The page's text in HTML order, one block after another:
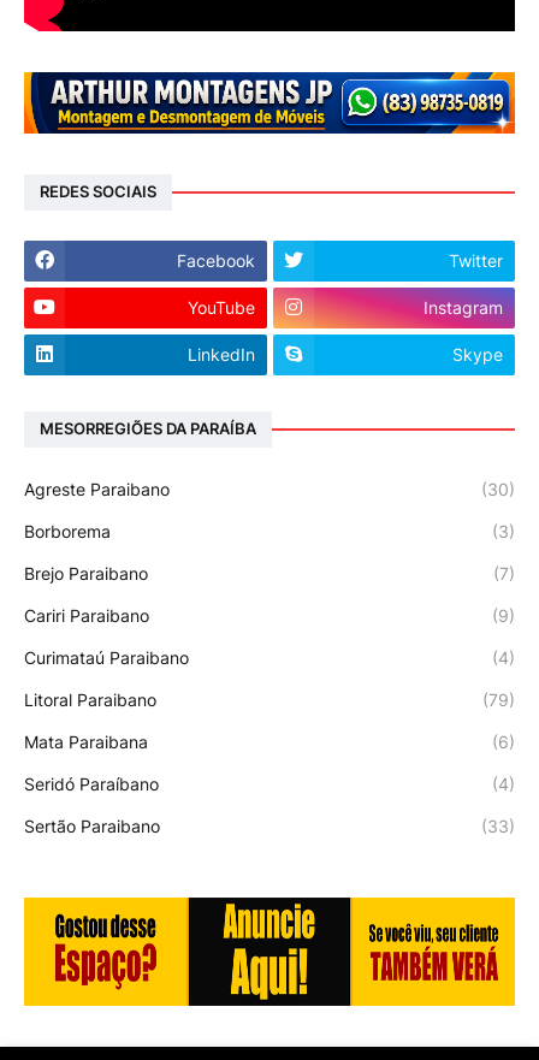
REDES SOCIAIS
Facebook Twitter
YouTube Instagram
LinkedIn Skype
MESORREGIÕES DA PARAÍBA
Agreste Paraibano (30)
Borborema (3)
Brejo Paraibano (7)
Cariri Paraibano (9)
Curimataú Paraibano (4)
Litoral Paraibano (79)
Mata Paraibana (6)
Seridó Paraíbano (4)
Sertão Paraibano (33)